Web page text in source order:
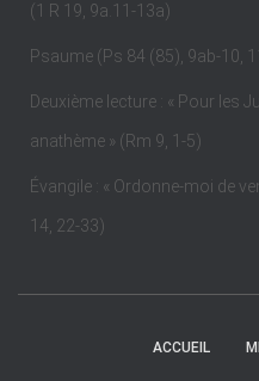
(1 R 19, 9a.11-13a)
Psaume (Ps 84 (85), 9ab-10,
Deuxième lecture : « Pour les
anathème » (Rm 9, 1-5)
Évangile : « Ordonne-moi de
14, 22-33)
ACCUEIL